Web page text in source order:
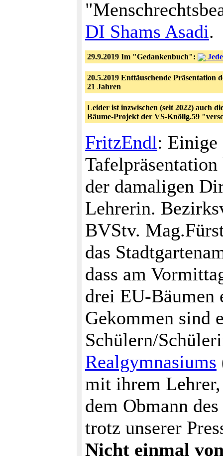
DI Shams Asadi.
29.9.2019 Im "Gedankenbuch":
20.5.2019 Enttäuschende
21 Jahren
Leider ist inzwischen (seit 2022) auch
Bäume-Projekt der VS-Knöllg.59
FritzEndl:
der damaligen
Lehrerin.
BVStv.
das
dass am
drei EU-Bäumen
Gekommen sind
Schülern/
Realgymnasiums
mit ihrem
dem Obmann
trotz unserer
Nicht einmal